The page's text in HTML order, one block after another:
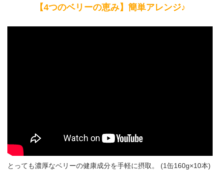
【4つのベリーの恵み】簡単アレンジ♪
とっても濃厚なベリーの健康成分を手軽に摂取。 (1缶160g×10本)